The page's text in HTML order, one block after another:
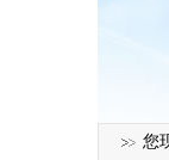
您